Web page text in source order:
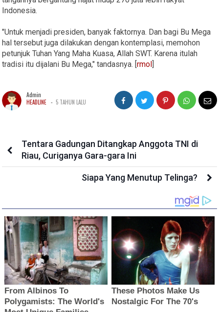
Indonesia.
"Untuk menjadi presiden, banyak faktornya. Dan bagi Bu Mega
hal tersebut juga dilakukan dengan kontemplasi, memohon
petunjuk Tuhan Yang Maha Kuasa, Allah SWT. Karena itulah
tradisi itu dijalani Bu Mega," tandasnya. [rmol
Admin
HEADLINE - 5 TAHUN LALU
Tentara Gadungan Ditangkap Anggota TNI di
Riau, Curiganya Gara-gara Ini
Siapa Yang Menutup Telinga?